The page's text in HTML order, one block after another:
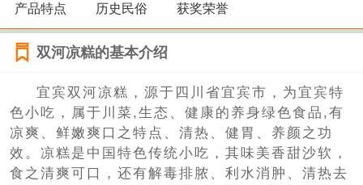
产品特点 历史民俗 获奖荣誉
双河凉糕的基本介绍
宜宾双河凉糕，源于四川省宜宾市，为宜宾特
色小吃，属于川菜,生态、健康的养身绿色食品,有
凉爽、鲜嫩爽口之特点、清热、健胃、养颜之功
效。凉糕是中国特色传统小吃，其味美香甜沙软，
食之清爽可口，还有解毒排脓、利水消肿、清热去